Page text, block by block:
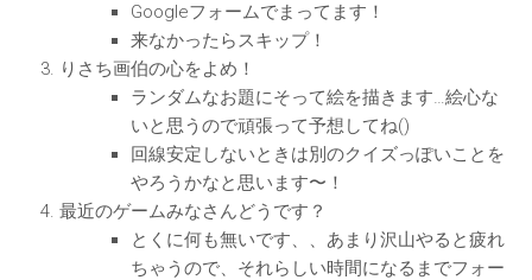
Googleフォームでまってます！
来なかったらスキップ！
りさち画伯の心をよめ！
ランダムなお題にそって絵を描きます…絵心な
いと思うので頑張って予想してね()
回線安定しないときは別のクイズっぽいことを
やろうかなと思います〜！
最近のゲームみなさんどうです？
とくに何も無いです、、あまり沢山やると疲れ
ちゃうので、それらしい時間になるまでフォー